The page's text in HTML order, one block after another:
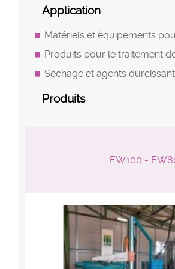
Application
Matériels et équipements
Produits pour le traitement
Séchage et agents
Produits
EW100 -